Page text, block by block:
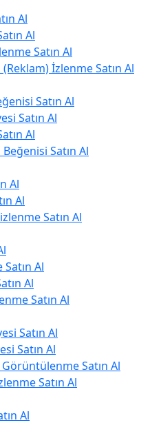
Al
Al
Satın Al
İzlenme Satın Al
Satın Al
Satın Al
Al
Satın Al
Al
Al
Satın Al
Al
Al
Satın Al
Satın Al
Satın Al
Satın Al
Satın Al
Al